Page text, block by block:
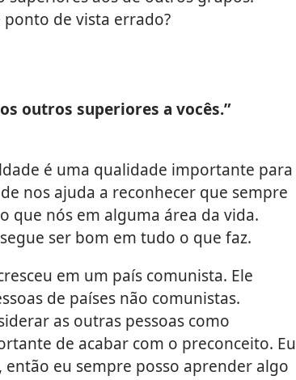
de vista errado?
outros superiores a vocês.”
é uma qualidade importante para
nos ajuda a reconhecer que sempre
que nós em alguma área da vida.
ser bom em tudo o que faz.
em um país comunista. Ele
de países não comunistas.
as outras pessoas como
de acabar com o preconceito. Eu
eu sempre posso aprender algo